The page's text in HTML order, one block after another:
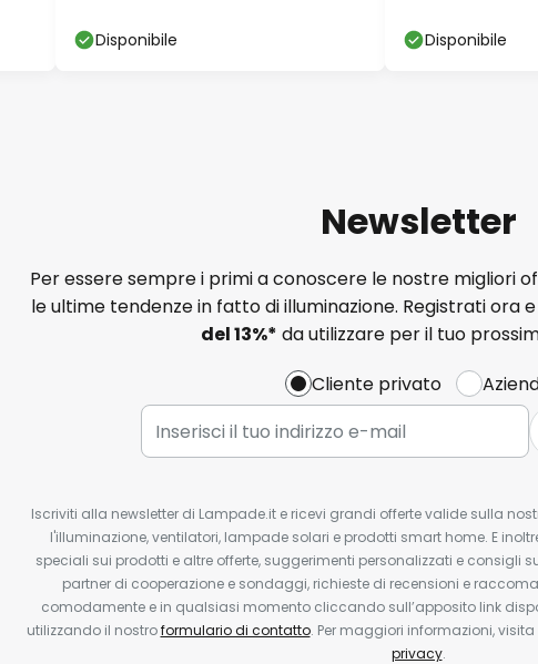
Disponibile Disponibile
Newsletter
Per essere sempre i primi a conoscere le nostre migliori
le ultime tendenze in fatto di illuminazione. Registrati ora
del13%* da utilizzare per il tuo
Cliente privato
Iscriviti alla newsletter di Lampade.it e ricevi grandi offerte valide sulla
l'illuminazione, ventilatori, lampade solari e prodotti smart home. E
speciali sui prodotti e altre offerte, suggerimenti personalizzati e consigli
partner di cooperazione e sondaggi, richieste di recensioni e
comodamente e in qualsiasi momento cliccando sull’apposito link
utilizzando il nostroformulario di contatto. Per maggiori informazioni,
privacy.